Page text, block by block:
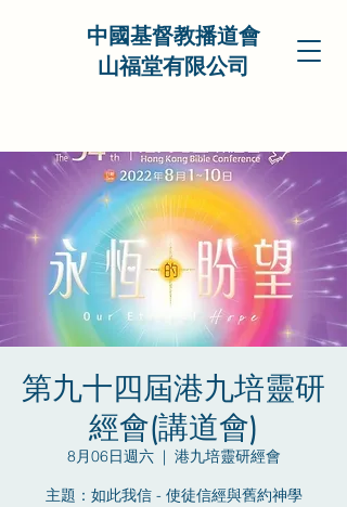
中國基督教播道會
山福堂有限公司
第九十四屆港九培靈研
經會(講道會)
8月06日週六
  |
港九培靈研經會
主題：如此我信 - 使徒信經與舊約神學